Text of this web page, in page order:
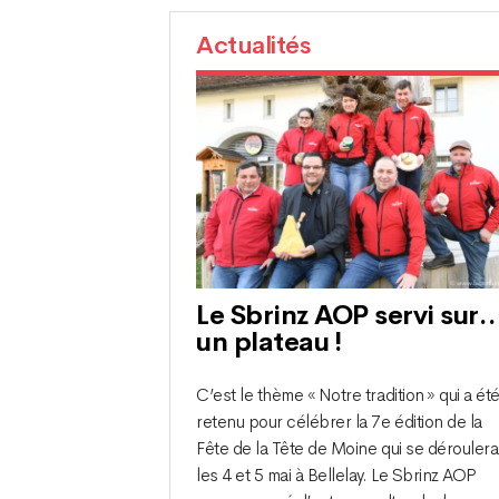
Actualités
Le Sbrinz AOP servi
un plateau !
C’est le thème « Notre tradition » qui a été
retenu pour célébrer la 7e édition de la
Fête de la Tête de Moine qui se déroulera
les 4 et 5 mai à Bellelay. Le Sbrinz AOP